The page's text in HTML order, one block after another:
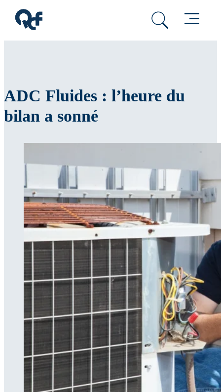
Passer au contenu principal
Passer au pied de page Menu
ADC Fluides : l’heure du
bilan a sonné